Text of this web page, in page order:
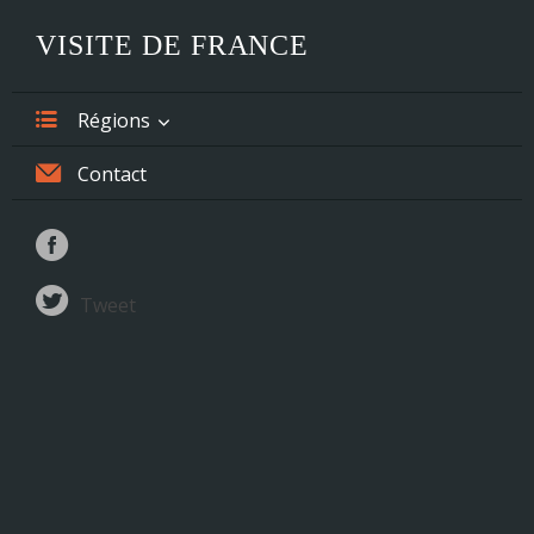
VISITE DE FRANCE
Régions
Alsace
Aquitaine
Basse-Normandie
Contact
Tweet